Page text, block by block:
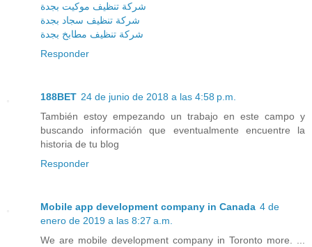
شركة تنظيف موكيت بجدة
شركة تنظيف سجاد بجدة
شركة تنظيف مطابخ بجدة
Responder
188BET 24 de junio de 2018 a las 4:58 p.m.
También estoy empezando un trabajo en este campo y
buscando información que eventualmente encuentre la
historia de tu blog
Responder
Mobile app development company in Canada 4 de
enero de 2019 a las 8:27 a.m.
We are mobile development company in Toronto more. ...